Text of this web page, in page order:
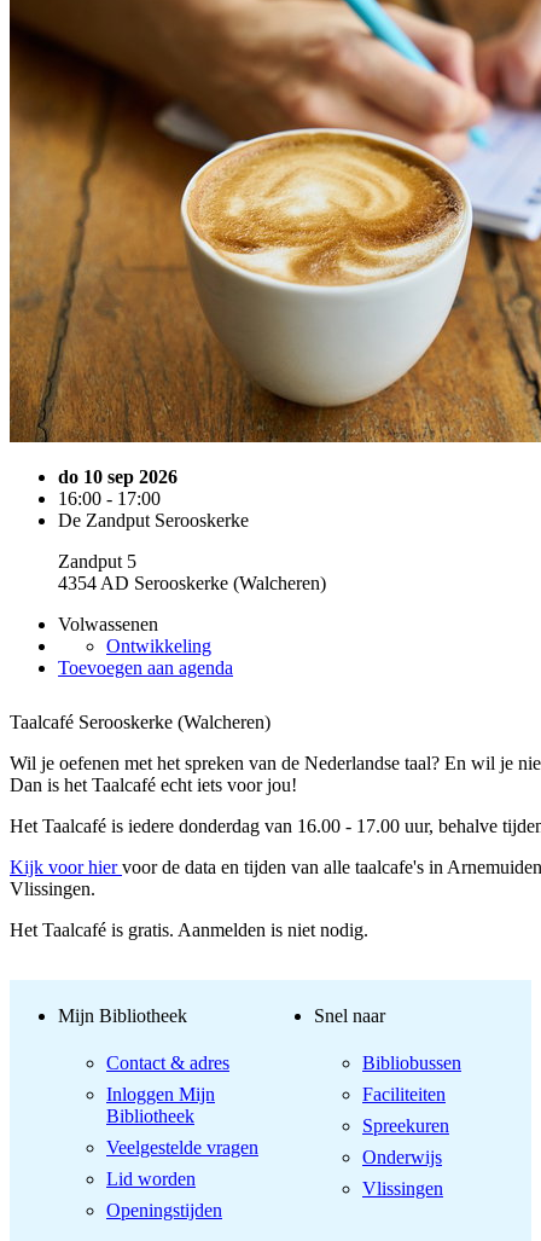
do 10 sep 2026
16:00 - 17:00
De Zandput Serooskerke
Zandput 5
4354 AD Serooskerke (Walcheren)
Volwassenen
Ontwikkeling
Toevoegen aan agenda
Taalcafé Serooskerke (Walcheren)
Wil je oefenen met het spreken van de Nederlandse taal? En wil je
Dan is het Taalcafé echt iets voor jou!
Het Taalcafé is iedere donderdag van 16.00 - 17.00 uur, behalve
Kijk voor hiervoor de data en tijden van alle taalcafe's in
Vlissingen.
Het Taalcafé is gratis. Aanmelden is niet nodig.
Mijn Bibliotheek
Contact & adres
Inloggen Mijn
Bibliotheek
Veelgestelde vragen
Lid worden
Openingstijden
Snel naar
Bibliobussen
Faciliteiten
Spreekuren
Onderwijs
Vlissingen